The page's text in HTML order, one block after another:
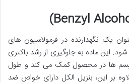
یک نگهدارنده در فرمولاسیون های
این ماده به جلوگیری از رشد باکتری
ها در محصول کمک می کند و طول
بر این، بنزیل الکل دارای خواص ضد